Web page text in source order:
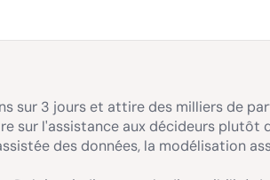
sur 3 jours et attire des milliers de
sur l'assistance aux décideurs
des données, la modélisation